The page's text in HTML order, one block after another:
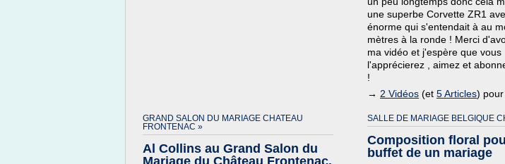
une superbe Corvette ZR1
énorme qui s'entendait à au
mètres à la ronde ! Merci
ma vidéo et j'espère que vous
l'apprécierez , aimez et
!
→ 2 Vidéos (et 5 Articles)
GRAND SALON DU MARIAGE CHATEAU
FRONTENAC »
Al Collins au Grand Salon du
Mariage du Château Frontenac,
SALLE DE MARIAGE BELGIQUE
Composition floral
buffet de un mariage